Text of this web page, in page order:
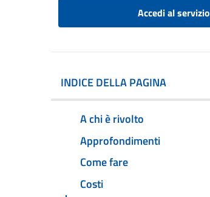
Accedi al servizio
INDICE DELLA PAGINA
A chi è rivolto
Approfondimenti
Come fare
Costi